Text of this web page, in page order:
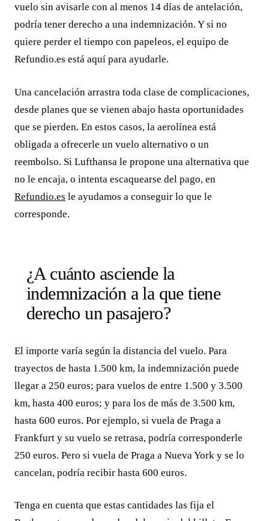
vuelo sin avisarle con al menos 14 días de antelación,
podría tener derecho a una indemnización. Y si no
quiere perder el tiempo con papeleos, el equipo de
Refundio.es está aquí para ayudarle.
Una cancelación arrastra toda clase de complicaciones,
desde planes que se vienen abajo hasta oportunidades
que se pierden. En estos casos, la aerolínea está
obligada a ofrecerle un vuelo alternativo o un
reembolso. Si Lufthansa le propone una alternativa que
no le encaja, o intenta escaquearse del pago, en
Refundio.es le ayudamos a conseguir lo que le
corresponde.
¿A cuánto asciende la
indemnización a la que tiene
derecho un pasajero?
El importe varía según la distancia del vuelo. Para
trayectos de hasta 1.500 km, la indemnización puede
llegar a 250 euros; para vuelos de entre 1.500 y 3.500
km, hasta 400 euros; y para los de más de 3.500 km,
hasta 600 euros. Por ejemplo, si vuela de Praga a
Frankfurt y su vuelo se retrasa, podría corresponderle
250 euros. Pero si vuela de Praga a Nueva York y se lo
cancelan, podría recibir hasta 600 euros.
Tenga en cuenta que estas cantidades las fija el